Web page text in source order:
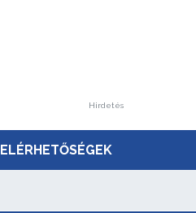
Hirdetés
ELÉRHETŐSÉGEK